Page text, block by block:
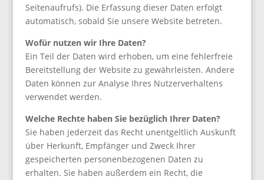
Seitenaufrufs). Die Erfassung dieser Daten erfolgt
automatisch, sobald Sie unsere Website betreten.
Wofür nutzen wir Ihre Daten?
Ein Teil der Daten wird erhoben, um eine fehlerfreie
Bereitstellung der Website zu gewährleisten. Andere
Daten können zur Analyse Ihres Nutzerverhaltens
verwendet werden.
Welche Rechte haben Sie bezüglich Ihrer Daten?
Sie haben jederzeit das Recht unentgeltlich Auskunft
über Herkunft, Empfänger und Zweck Ihrer
gespeicherten personenbezogenen Daten zu
erhalten. Sie haben außerdem ein Recht, die